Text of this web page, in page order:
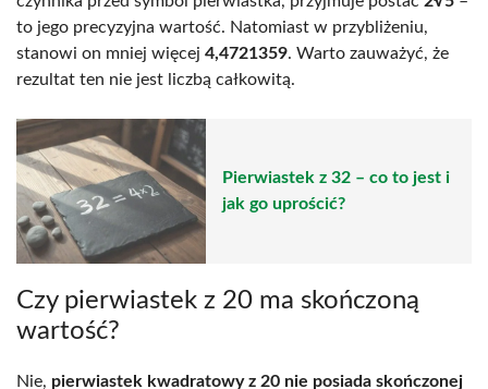
to jego precyzyjna wartość. Natomiast w przybliżeniu,
stanowi on mniej więcej 4,4721359. Warto zauważyć, że
rezultat ten nie jest liczbą całkowitą.
Pierwiastek z 32 – co to jest i
jak go uprościć?
Czy pierwiastek z 20 ma skończoną
wartość?
Nie, pierwiastek kwadratowy z 20 nie posiada skończonej